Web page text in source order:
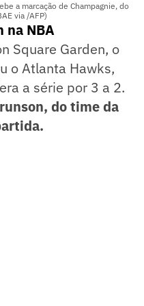
a marcação de Champagnie, do
via /AFP)
na NBA
Square Garden, o
o Atlanta Hawks,
a série por 3 a 2.
do time da